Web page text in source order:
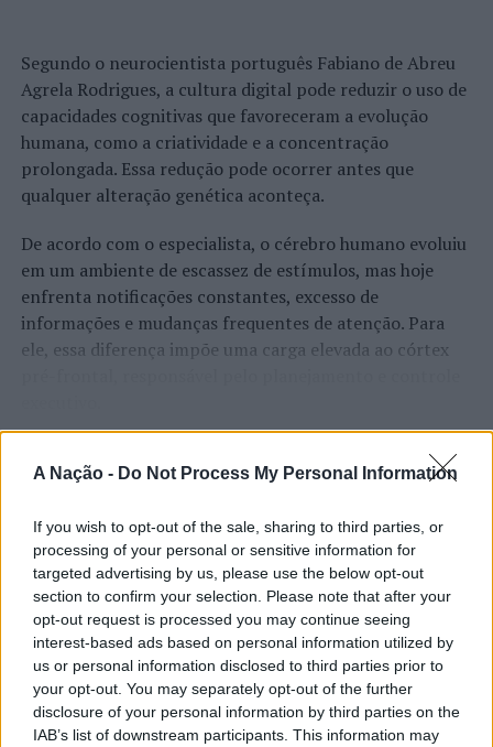
A Nação - Do Not Process My Personal Information
If you wish to opt-out of the sale, sharing to third parties, or
processing of your personal or sensitive information for
targeted advertising by us, please use the below opt-out
section to confirm your selection. Please note that after your
opt-out request is processed you may continue seeing
interest-based ads based on personal information utilized by
us or personal information disclosed to third parties prior to
your opt-out. You may separately opt-out of the further
disclosure of your personal information by third parties on the
IAB’s list of downstream participants. This information may
Segundo o neurocientista português Fabiano de Abreu
Agrela Rodrigues, a cultura digital pode reduzir o uso de
capacidades cognitivas que favoreceram a evolução
humana, como a criatividade e a concentração
prolongada. Essa redução pode ocorrer antes que
qualquer alteração genética aconteça.
De acordo com o especialista, o cérebro humano evoluiu
em um ambiente de escassez de estímulos, mas hoje
enfrenta notificações constantes, excesso de
informações e mudanças frequentes de atenção. Para
ele, essa diferença impõe uma carga elevada ao córtex
O pesquisador afirma que plataformas digitais também
estimulam continuamente o sistema de recompensa do
manter a atenção e a procrastinação. Na sua visão,
tarefas inacabadas permanecem ativas na memória e
aumentam a sensação de sobrecarga, enquanto o stress
prolongado pode elevar os níveis de cortisol e
prejudicar o desempenho cognitivo.
Fabiano de Abreu Agrela Rodrigues ressalta que não há
evidências de que o ambiente digital provoque mudanças
genéticas na espécie humana. A adaptação observada,
ATUALIDADE
“Millennium Estoril Open 2026”
regressou ao circuito ATP com
vitória do francês Luca Van Assche
2 dias atrás
07/08/2026
Por Ígor Lopes